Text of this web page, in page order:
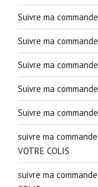
Suivre ma
Suivre ma
Suivre ma
Suivre ma commande
Suivre ma
suivre ma commande
VOTRE COLIS
suivre ma commande